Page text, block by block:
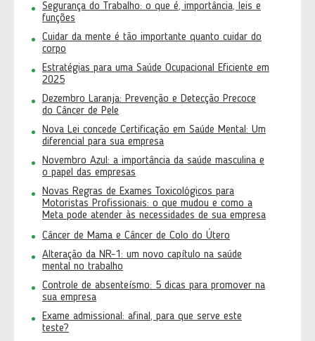
Segurança do Trabalho: o que é, importância, leis e
funções
Cuidar da mente é tão importante quanto cuidar do
corpo
Estratégias para uma Saúde Ocupacional Eficiente em
2025
Dezembro Laranja: Prevenção e Detecção Precoce
do Câncer de Pele
Nova Lei concede Certificação em Saúde Mental: Um
diferencial para sua empresa
Novembro Azul: a importância da saúde masculina e
o papel das empresas
Novas Regras de Exames Toxicológicos para
Motoristas Profissionais: o que mudou e como a
Meta pode atender às necessidades de sua empresa
Câncer de Mama e Câncer de Colo do Útero
Alteração da NR-1: um novo capítulo na saúde
mental no trabalho
Controle de absenteísmo: 5 dicas para promover na
sua empresa
Exame admissional: afinal, para que serve este
teste?